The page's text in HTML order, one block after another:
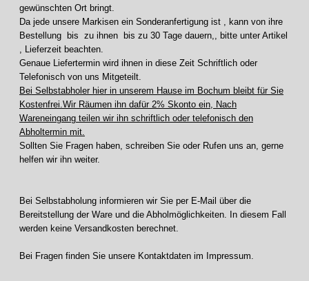
gewünschten Ort bringt.
Da jede unsere Markisen ein Sonderanfertigung ist , kann von ihre
Bestellung bis zu ihnen bis zu 30 Tage dauern,, bitte unter Artikel
, Lieferzeit beachten.
Genaue Liefertermin wird ihnen in diese Zeit Schriftlich oder
Telefonisch von uns Mitgeteilt.
Bei Selbstabholer hier in unserem Hause im Bochum bleibt für Sie
Kostenfrei.Wir Räumen ihn dafür 2% Skonto ein, Nach
Wareneingang teilen wir ihn schriftlich oder telefonisch den
Abholtermin mit.
Sollten Sie Fragen haben, schreiben Sie oder Rufen uns an, gerne
helfen wir ihn weiter.
Bei Selbstabholung informieren wir Sie per E-Mail über die
Bereitstellung der Ware und die Abholmöglichkeiten. In diesem Fall
werden keine Versandkosten berechnet.
Bei Fragen finden Sie unsere Kontaktdaten im Impressum.